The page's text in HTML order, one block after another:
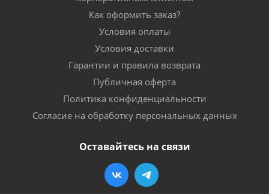
Как оформить заказ?
Условия оплаты
Условия доставки
Гарантии и правила возврата
Публичная оферта
Политика конфиденциальности
Согласие на обработку персональных данных
Оставайтесь на связи